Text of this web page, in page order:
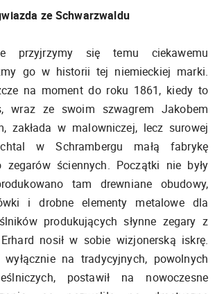
ze Schwarzwaldu
przyjrzymy się temu ciekawemu
go w historii tej niemieckiej marki.
na moment do roku 1861, kiedy to
wraz ze swoim szwagrem Jakobem
zakłada w malowniczej, lecz surowej
w Schrambergu małą fabrykę
zegarów ściennych. Początki nie były
tam drewniane obudowy,
i drobne elementy metalowe dla
produkujących słynne zegary z
nosił w sobie wizjonerską iskrę.
na tradycyjnych, powolnych
postawił na nowoczesne